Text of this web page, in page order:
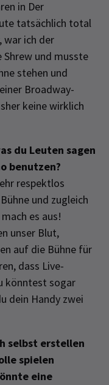
in Der
tatsächlich total
war ich der
und musste
stehen und
Broadway-
keine wirklich
du Leuten sagen
benutzen?
respektlos
und zugleich
es aus!
unser Blut,
auf die Bühne für
dass Live-
könntest sogar
dein Handy zwei
selbst erstellen
spielen
eine